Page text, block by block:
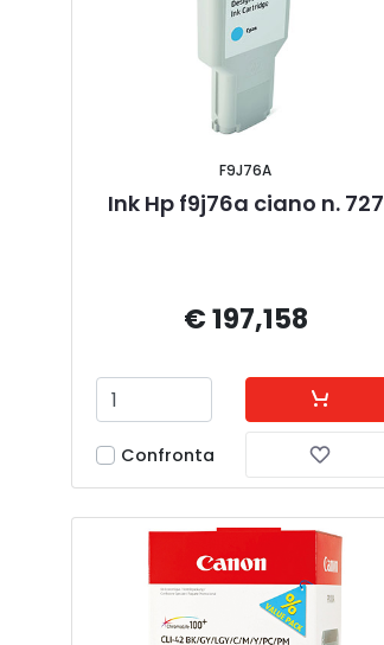
F9J76A
Ink Hp f9j76a ciano n. 727
€ 197,158
Confronta